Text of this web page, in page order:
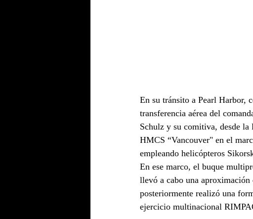
En su tránsito a Pearl Harbor,
transferencia aérea del
Schulz y su comitiva, desde la
HMCS “Vancouver" en el
empleando helicópteros
En ese marco, el buque
llevó a cabo una
posteriormente realizó una
ejercicio multinacional